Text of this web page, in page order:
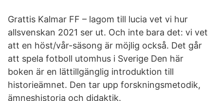
Grattis Kalmar FF – lagom till lucia vet vi hur
allsvenskan 2021 ser ut. Och inte bara det: vi vet
att en höst/vår-säsong är möjlig också. Det går
att spela fotboll utomhus i Sverige Den här
boken är en lättillgänglig introduktion till
historieämnet. Den tar upp forskningsmetodik,
ämneshistoria och didaktik.